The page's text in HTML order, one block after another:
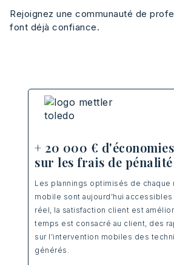
Rejoignez une communauté de
font déjà confiance.
+ 20 000 €
sur les frais de pénalité
Les plannings optimisés de chaque
mobile sont aujourd’hui
réel, la satisfaction client est
temps est consacré au client, des
sur l’intervention mobiles des
générés.